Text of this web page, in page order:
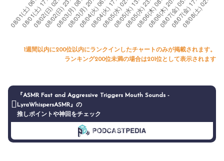
1週間以内に200位以内にランクインしたチャートのみが掲載されます。
ランキング200位未満の場合は201位として表示されます
『ASMR Fast and Aggressive Triggers Mouth Sounds -
LyraWhispersASMR』の
推しポイントや神回をチェック